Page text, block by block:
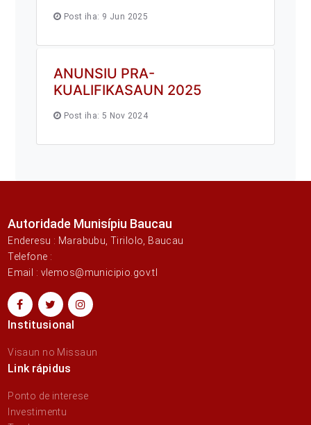
Post iha: 9 Jun 2025
ANUNSIU PRA-
KUALIFIKASAUN 2025
Post iha: 5 Nov 2024
Autoridade Munisípiu Baucau
Enderesu : Marabubu, Tirilolo, Baucau
Telefone :
Email : vlemos@municipio.gov.tl
Institusional
Visaun no Missaun
Link rápidus
Ponto de interese
Investimentu